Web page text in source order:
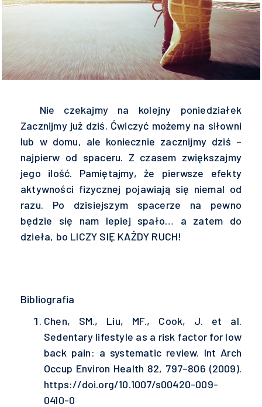
Nie czekajmy na kolejny poniedziałek
Zacznijmy już dziś. Ćwiczyć możemy na siłowni
lub w domu, ale koniecznie zacznijmy dziś –
najpierw od spaceru. Z czasem zwiększajmy
jego ilość. Pamiętajmy, że pierwsze efekty
aktywności fizycznej pojawiają się niemal od
razu. Po dzisiejszym spacerze na pewno
będzie się nam lepiej spało… a zatem do
dzieła, bo LICZY SIĘ KAŻDY RUCH!
Bibliografia
Chen, SM., Liu, MF., Cook, J. et al.
Sedentary lifestyle as a risk factor for low
back pain: a systematic review. Int Arch
Occup Environ Health 82, 797–806 (2009).
https://doi.org/10.1007/s00420-009-
0410-0